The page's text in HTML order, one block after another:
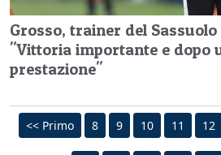
Grosso, trainer del
"Vittoria importante e dopo
prestazione"
<< Primo 8 9 10 11 12